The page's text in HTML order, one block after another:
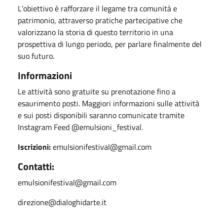
L’obiettivo è rafforzare il legame tra comunità e
patrimonio, attraverso pratiche partecipative che
valorizzano la storia di questo territorio in una
prospettiva di lungo periodo, per parlare finalmente del
suo futuro.
Informazioni
Le attività sono gratuite su prenotazione fino a
esaurimento posti. Maggiori informazioni sulle attività
e sui posti disponibili saranno comunicate tramite
Instagram Feed @emulsioni_festival.
Iscrizioni:emulsionifestival@gmail.com
Contatti:
emulsionifestival@gmail.com
direzione@dialoghidarte.it